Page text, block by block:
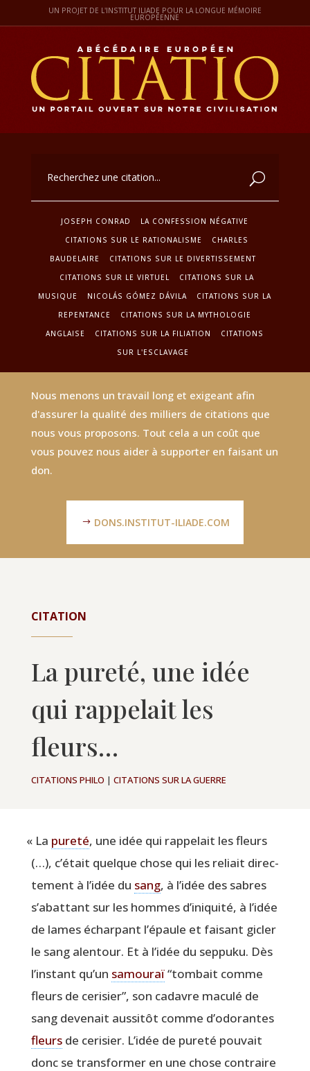
UN PROJET DE L'INSTITUT ILIADE POUR LA LONGUE MÉMOIRE
EUROPÉENNE
JOSEPH CONRAD
LA CONFESSION NÉGATIVE
CITATIONS SUR LE RATIONALISME
CHARLES
BAUDELAIRE
CITATIONS SUR LE DIVERTISSEMENT
CITATIONS SUR LE VIRTUEL
CITATIONS SUR LA
MUSIQUE
NICOLÁS GÓMEZ DÁVILA
CITATIONS SUR LA
REPENTANCE
CITATIONS SUR LA MYTHOLOGIE
ANGLAISE
CITATIONS SUR LA FILIATION
CITATIONS
SUR L'ESCLAVAGE
Nous menons un travail long et exigeant afin
d'assurer la qualité des milliers de citations que
nous vous proposons. Tout cela a un coût que
vous pouvez nous aider à supporter en faisant un
don.
DONS.INSTITUT-ILIADE.COM
CITATION
La pureté, une idée
qui rappelait les
fleurs…
CITATIONS PHILO | CITATIONS SUR LA GUERRE
« La pure­té, une idée qui rap­pe­lait les fleurs
(…), c’était quelque chose qui les reliait direc­
te­ment à l’idée du sang, à l’idée des sabres
s’abattant sur les hommes d’iniquité, à l’idée
de lames échar­pant l’épaule et fai­sant gicler
le sang alen­tour. Et à l’idée du sep­pu­ku. Dès
l’instant qu’un samou­raï“tom­bait comme
fleurs de ceri­sier”, son cadavre macu­lé de
sang deve­nait aus­si­tôt comme d’odorantes
fleursde ceri­sier. L’idée de pure­té pou­vait
donc se trans­for­mer en une chose contraire